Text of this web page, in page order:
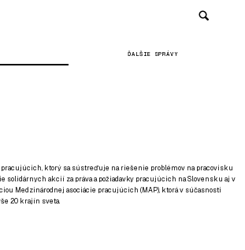
ĎALŠIE SPRÁVY
ktorý sa sústreďuje na riešenie problémov na pracovisku
solidárnych akcií za práva a požiadavky pracujúcich na Slovensku aj v
Medzinárodnej asociácie pracujúcich (MAP), ktorá v súčasnosti
20 krajín sveta.